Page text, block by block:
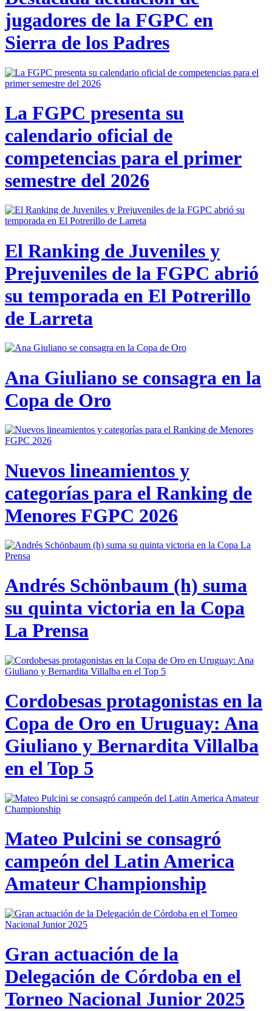
jugadores de la FGPC en
Sierra de los Padres
La FGPC presenta su
calendario oficial de
competencias para el primer
semestre del 2026
El Ranking de Juveniles y
Prejuveniles de la FGPC abrió
su temporada en El Potrerillo
de Larreta
Ana Giuliano se consagra en la
Copa de Oro
Nuevos lineamientos y
categorías para el Ranking de
Menores FGPC 2026
Andrés Schönbaum (h) suma
su quinta victoria en la Copa
La Prensa
Cordobesas protagonistas en la
Copa de Oro en Uruguay: Ana
Giuliano y Bernardita Villalba
en el Top 5
Mateo Pulcini se consagró
campeón del Latin America
Amateur Championship
Gran actuación de la
Delegación de Córdoba en el
Torneo Nacional Junior 2025